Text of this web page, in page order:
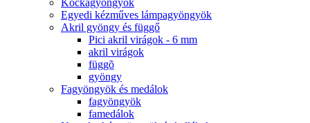
Kockagyöngyök
Egyedi kézműves lámpagyöngyök
Akril gyöngy és függő
Pici akril virágok - 6 mm
akril virágok
függõ
gyöngy
Fagyöngyök és medálok
fagyöngyök
famedálok